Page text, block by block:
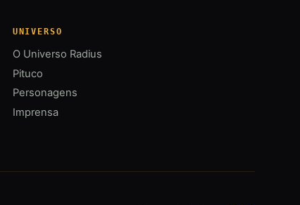
UNIVERSO
O Universo Radius
Pituco
Personagens
Imprensa